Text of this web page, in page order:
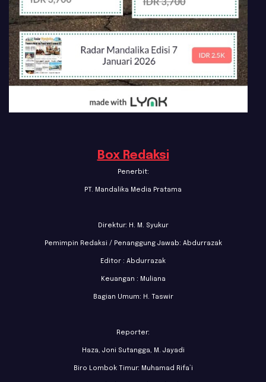
Box Redaksi
Penerbit:
PT. Mandalika Media Pratama
Direktur: H. M. Syukur
Pemimpin Redaksi / Penanggung Jawab: Abdurrazak
Editor : Abdurrazak
Keuangan : Muliana
Bagian Umum: H. Taswir
Reporter:
Haza, Joni Sutangga, M. Jayadi
Biro Lombok Timur: Muhamad Rifa’i